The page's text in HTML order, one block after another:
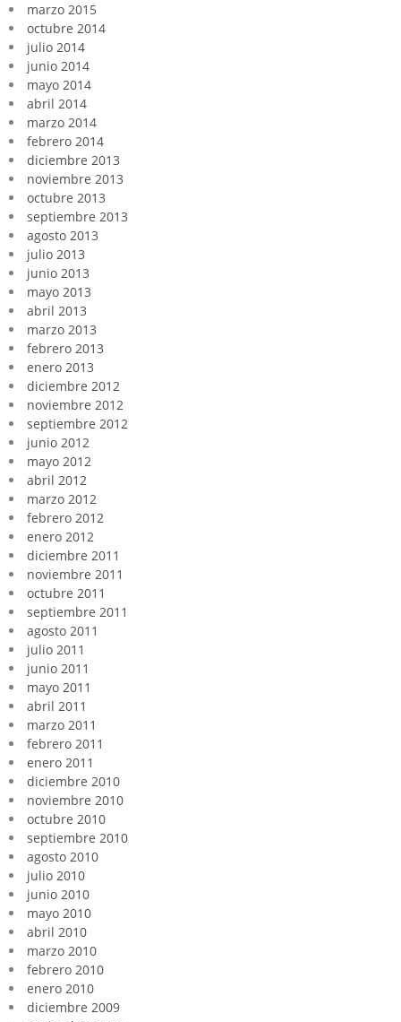
marzo 2015
octubre 2014
julio 2014
junio 2014
mayo 2014
abril 2014
marzo 2014
febrero 2014
diciembre 2013
noviembre 2013
octubre 2013
septiembre 2013
agosto 2013
julio 2013
junio 2013
mayo 2013
abril 2013
marzo 2013
febrero 2013
enero 2013
diciembre 2012
noviembre 2012
septiembre 2012
junio 2012
mayo 2012
abril 2012
marzo 2012
febrero 2012
enero 2012
diciembre 2011
noviembre 2011
octubre 2011
septiembre 2011
agosto 2011
julio 2011
junio 2011
mayo 2011
abril 2011
marzo 2011
febrero 2011
enero 2011
diciembre 2010
noviembre 2010
octubre 2010
septiembre 2010
agosto 2010
julio 2010
junio 2010
mayo 2010
abril 2010
marzo 2010
febrero 2010
enero 2010
diciembre 2009